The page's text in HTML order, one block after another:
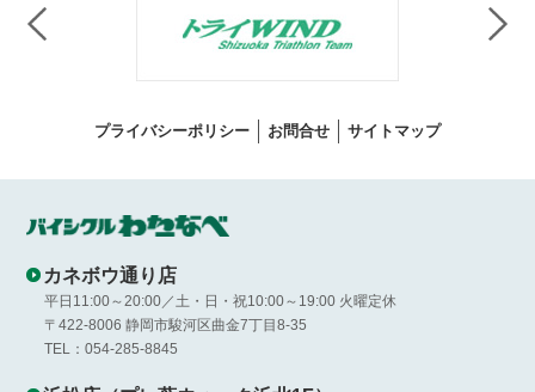
プライバシーポリシー お問合せ サイトマップ
カネボウ通り店
平日11:00～20:00／土・日・祝10:00～19:00 火曜定休
〒422-8006 静岡市駿河区曲金7丁目8-35
TEL：054-285-8845